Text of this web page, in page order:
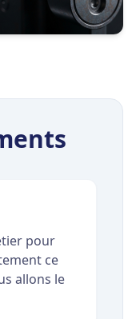
pour
ce
allons le